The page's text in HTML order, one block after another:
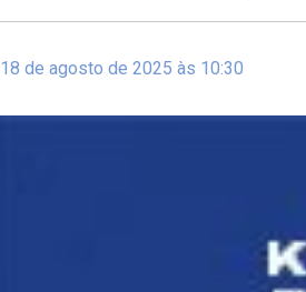
18 de agosto de 2025 às 10:30